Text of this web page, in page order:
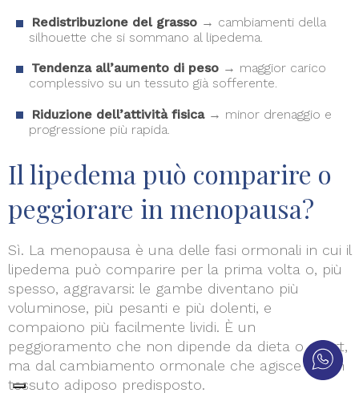
Redistribuzione del grasso → cambiamenti della
silhouette che si sommano al lipedema.
Tendenza all’aumento di peso → maggior carico
complessivo su un tessuto già sofferente.
Riduzione dell’attività fisica→ minor drenaggio e
progressione più rapida.
Il lipedema può comparire o
peggiorare in menopausa?
Sì. La menopausa è una delle fasi ormonali in cui il
lipedema può comparire per la prima volta o, più
spesso, aggravarsi: le gambe diventano più
voluminose, più pesanti e più dolenti, e
compaiono più facilmente lividi. È un
peggioramento che non dipende da dieta o sport,
ma dal cambiamento ormonale che agisce su un
tessuto adiposo predisposto.